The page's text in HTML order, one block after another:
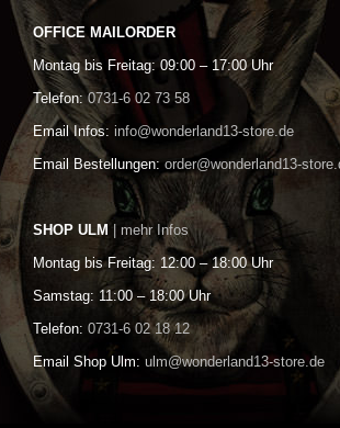
OFFICE MAILORDER
Montag bis Freitag: 09:00 – 17:00 Uhr
Telefon: 0731-6 02 73 58
Email Infos: info@wonderland13-store.de
Email Bestellungen: order@wonderland13-
SHOP ULM | mehr Infos
Montag bis Freitag: 12:00 – 18:00 Uhr
Samstag: 11:00 – 18:00 Uhr
Telefon: 0731-6 02 18 12
Email Shop Ulm: ulm@wonderland13-store.de